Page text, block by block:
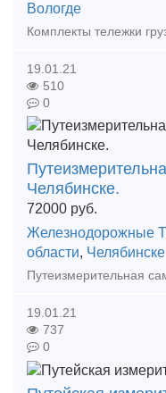
Вологде
19.01.21
510
0
Челябинске.
72000 руб.
Железнодорожные
области, Челябинске
19.01.21
737
0